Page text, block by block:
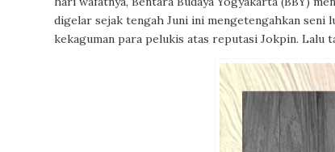
digelar sejak tengah Juni ini mengetengahkan
kekaguman para pelukis atas reputasi Jokpin. Lalu